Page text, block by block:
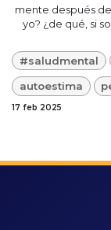
mente después
yo? ¿de qué, si
#saludmental
autoestima
17 feb 2025